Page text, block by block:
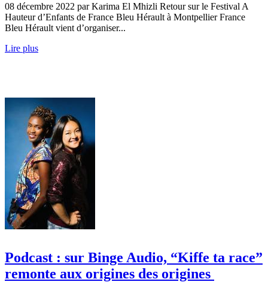
08 décembre 2022 par Karima El Mhizli Retour sur le Festival A
Hauteur d’Enfants de France Bleu Hérault à Montpellier France
Bleu Hérault vient d’organiser...
Lire plus
Podcast : sur Binge Audio, “Kiffe ta race”
remonte aux origines des origines